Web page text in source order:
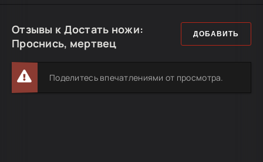
Отзывы к Достать ножи:
Проснись, мертвец
ДОБАВИТЬ
Поделитесь впечатлениями от просмотра.